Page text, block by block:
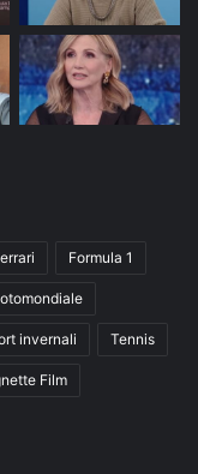
Formula 1
invernali Tennis
Film